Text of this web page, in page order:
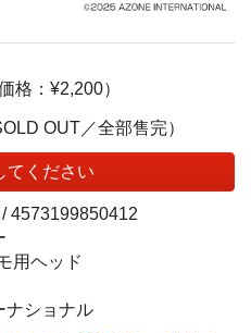
格：¥2,200）
OUT／全部售完）
てください
/4573199850412
用ヘッド
ナショナル